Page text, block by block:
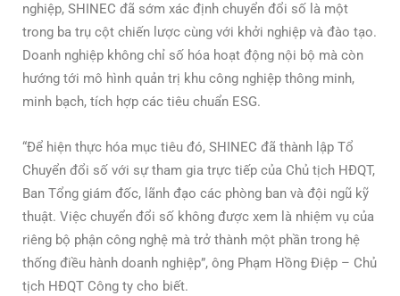
nghiệp, SHINEC đã sớm xác định chuyển đổi số là một
trong ba trụ cột chiến lược cùng với khởi nghiệp và đào tạo.
Doanh nghiệp không chỉ số hóa hoạt động nội bộ mà còn
hướng tới mô hình quản trị khu công nghiệp thông minh,
minh bạch, tích hợp các tiêu chuẩn ESG.
“Để hiện thực hóa mục tiêu đó, SHINEC đã thành lập Tổ
Chuyển đổi số với sự tham gia trực tiếp của Chủ tịch HĐQT,
Ban Tổng giám đốc, lãnh đạo các phòng ban và đội ngũ kỹ
thuật. Việc chuyển đổi số không được xem là nhiệm vụ của
riêng bộ phận công nghệ mà trở thành một phần trong hệ
thống điều hành doanh nghiệp”, ông Phạm Hồng Điệp – Chủ
tịch HĐQT Công ty cho biết.